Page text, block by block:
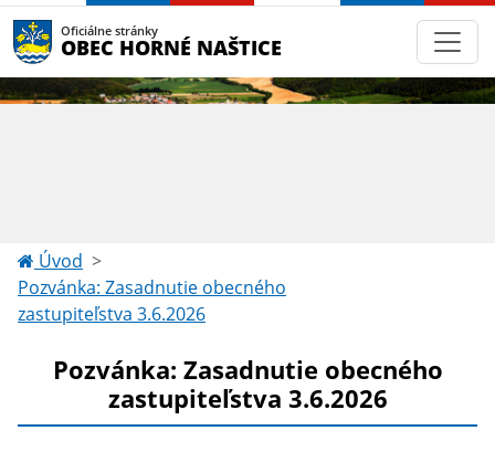
Oficiálne stránky
OBEC HORNÉ NAŠTICE
Úvod
Pozvánka: Zasadnutie obecného
zastupiteľstva 3.6.2026
Pozvánka: Zasadnutie obecného
zastupiteľstva 3.6.2026